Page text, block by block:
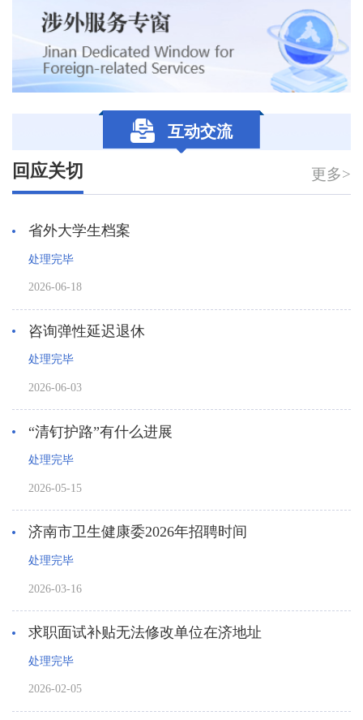
互动交流
回应关切 更多>
省外大学生档案
处理完毕
2026-06-18
咨询弹性延迟退休
处理完毕
2026-06-03
“清钉护路”有什么进展
处理完毕
2026-05-15
济南市卫生健康委2026年招聘时间
处理完毕
2026-03-16
求职面试补贴无法修改单位在济地址
处理完毕
2026-02-05